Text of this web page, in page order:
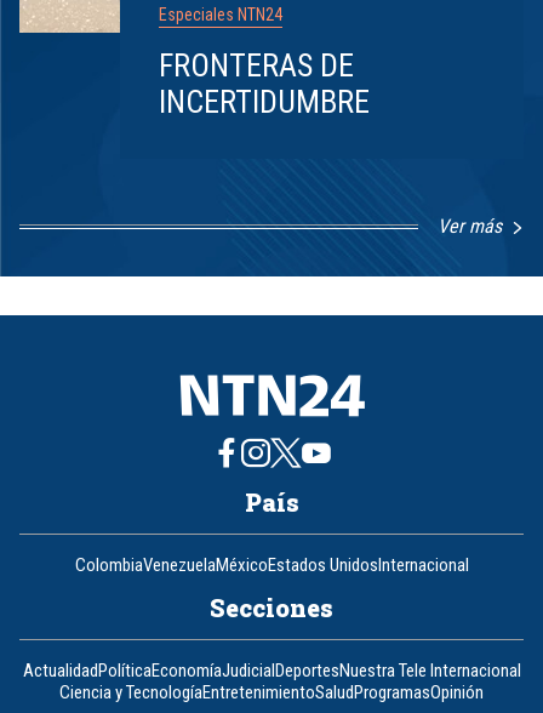
Especiales NTN24
FRONTERAS DE
INCERTIDUMBRE
Ver más
1
8
País
ColombiaVenezuelaMéxicoEstados Unidos Internacional
Secciones
Actualidad PolíticaEconomíaJudicial DeportesNuestra Tele Internacional
Ciencia y TecnologíaEntretenimientoSalud ProgramasOpinión